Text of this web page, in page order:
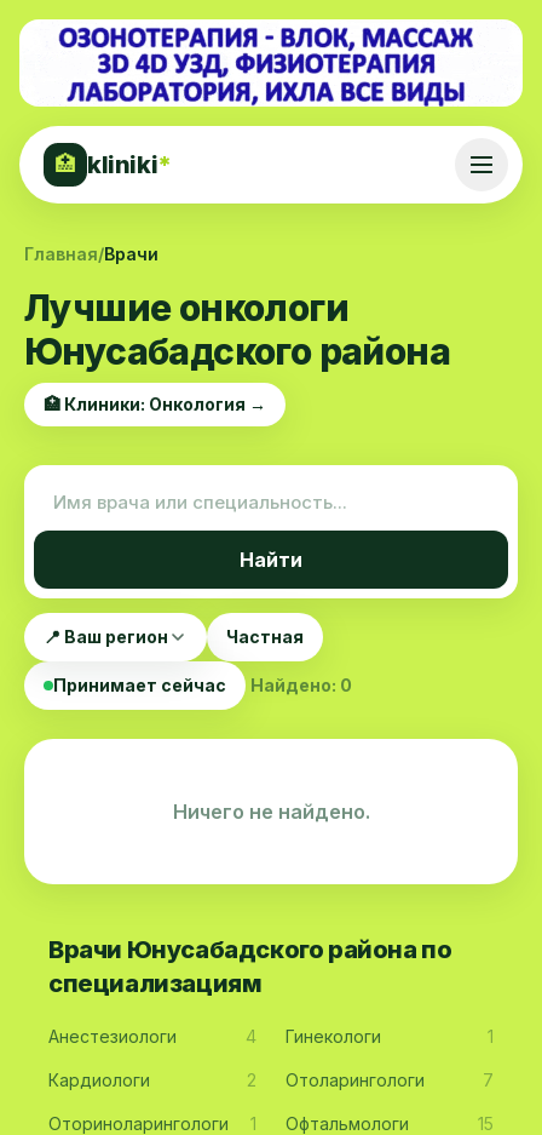
🏥 kliniki*
Главная/Врачи
Лучшие онкологи
Юнусабадского района
🏥 Клиники: Онкология →
Найти
📍 Ваш регион Частная
Принимает сейчас Найдено: 0
Ничего не найдено.
Врачи Юнусабадского района по
специализациям
Анестезиологи 4 Гинекологи 1
Кардиологи 2 Отоларингологи 7
Оториноларингологи 1 Офтальмологи 15